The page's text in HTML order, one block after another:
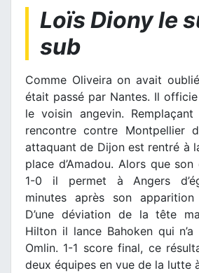
Loïs Diony le
sub
Comme Oliveira on avait
était passé par Nantes. Il officie
le voisin angevin.
rencontre contre Montpellier
attaquant de Dijon est rentré à
place d’Amadou. Alors que
1-0 il permet à Angers
minutes après son
D’une déviation de la tête
Hilton il lance Bahoken qui n’a
Omlin. 1-1 score final, ce
deux équipes en vue de la lutte